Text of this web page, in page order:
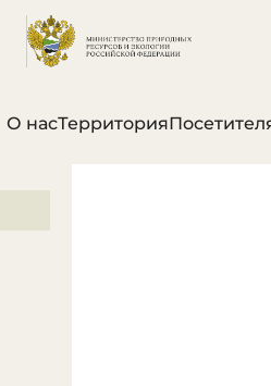
О насТерритория